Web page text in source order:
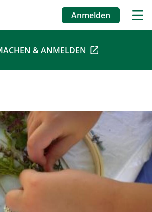
Direkt
Benutzermenü
Anmelden
& ANMELDEN